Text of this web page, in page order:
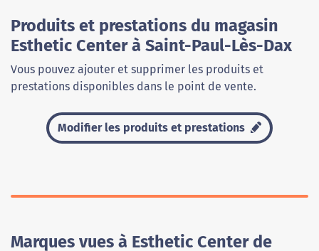
Produits et prestations du magasin
Esthetic Center à Saint-Paul-Lès-Dax
Vous pouvez ajouter et supprimer les produits et
prestations disponibles dans le point de vente.
Modifier les produits et prestations
Marques vues à Esthetic Center de